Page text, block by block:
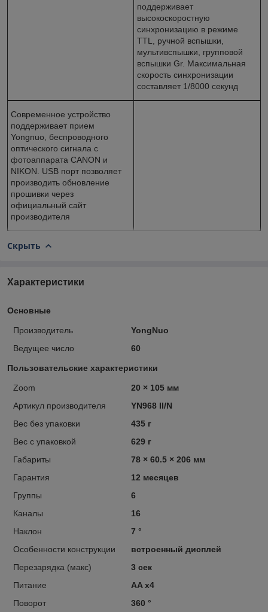
поддерживает
высокоскоростную
синхронизацию в режиме
TTL, ручной вспышки,
мультивспышки, групповой
вспышки Gr. Максимальная
скорость синхронизации
составляет 1/8000 секунд
Современное устройство
поддерживает прием
Yongnuo, беспроводного
оптического сигнала с
фотоаппарата CANON и
NIKON. USB порт позволяет
производить обновление
прошивки через
официальный сайт
производителя
Скрыть
Характеристики
Основные
Производитель
YongNuo
Ведущее число
60
Пользовательские характеристики
Zoom
20 × 105 мм
Артикул производителя
YN968 II/N
Вес без упаковки
435 г
Вес с упаковкой
629 г
Габариты
78 × 60.5 × 206 мм
Гарантия
12 месяцев
Группы
6
Каналы
16
Наклон
7 °
Особенности конструкции
встроенный дисплей
Перезарядка (макс)
3 сек
Питание
AA x4
Поворот
360 °